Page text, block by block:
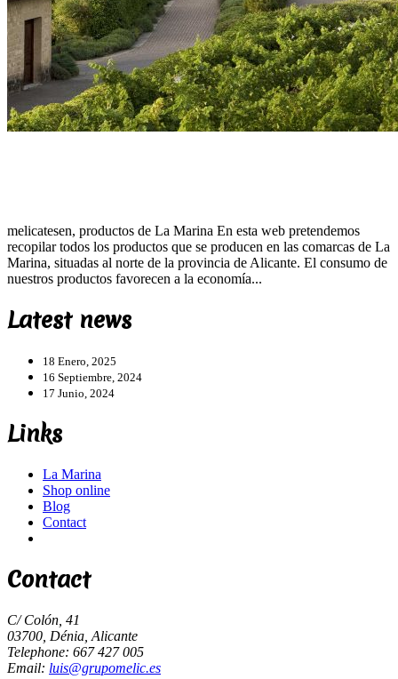
melicatesen, productos de La Marina En esta web pretendemos
recopilar todos los productos que se producen en las comarcas de La
Marina, situadas al norte de la provincia de Alicante. El consumo de
nuestros productos favorecen a la economía...
Latest news
18 Enero, 2025
16 Septiembre, 2024
17 Junio, 2024
Links
La Marina
Shop online
Blog
Contact
Contact
C/ Colón, 41
03700, Dénia, Alicante
Telephone: 667 427 005
Email: luis@grupomelic.es